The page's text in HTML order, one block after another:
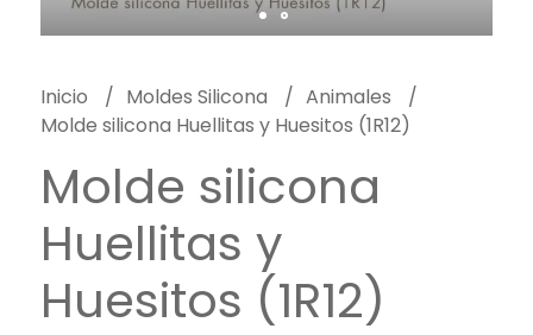
Inicio Moldes Silicona
Animales
Molde silicona Huellitas y Huesitos (1R12)
Molde silicona
Huellitas y
Huesitos (1R12)